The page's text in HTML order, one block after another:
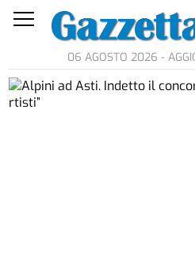
06 AGOSTO 2026 -